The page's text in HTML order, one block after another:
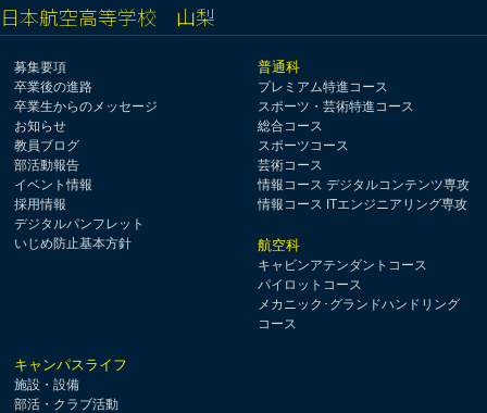
日本航空高等学校 山梨
募集要項
卒業後の進路
卒業生からのメッセージ
お知らせ
教員ブログ
部活動報告
イベント情報
採用情報
デジタルパンフレット
いじめ防止基本方針
普通科
プレミアム特進コース
スポーツ・芸術特進コース
総合コース
スポーツコース
芸術コース
情報コース デジタルコンテンツ専攻
情報コース ITエンジニアリング専攻
航空科
キャビンアテンダントコース
パイロットコース
メカニック･グランドハンドリング
コース
キャンパスライフ
施設・設備
部活・クラブ活動